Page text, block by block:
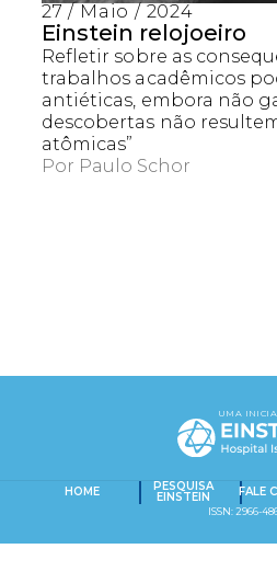
27 / Maio / 2024
Einstein relojoeiro
Refletir sobre as
trabalhos acadêmicos
antiéticas, embora não
descobertas não
atômicas”
Por Paulo Schor
HOME PESQUISA
EINSTEIN FALE
ISSN: 2966-
UMA